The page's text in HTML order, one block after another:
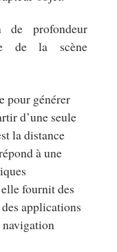
de profondeur
de la scène
pour générer
d’une seule
la distance
à une
fournit des
applications